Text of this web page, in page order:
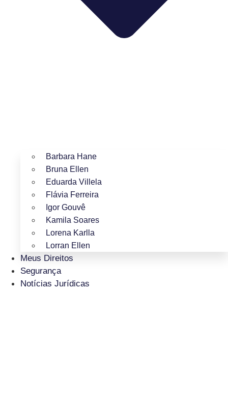
Barbara Hane
Bruna Ellen
Eduarda Villela
Flávia Ferreira
Igor Gouvê
Kamila Soares
Lorena Karlla
Lorran Ellen
Meus Direitos
Segurança
Notícias Jurídicas